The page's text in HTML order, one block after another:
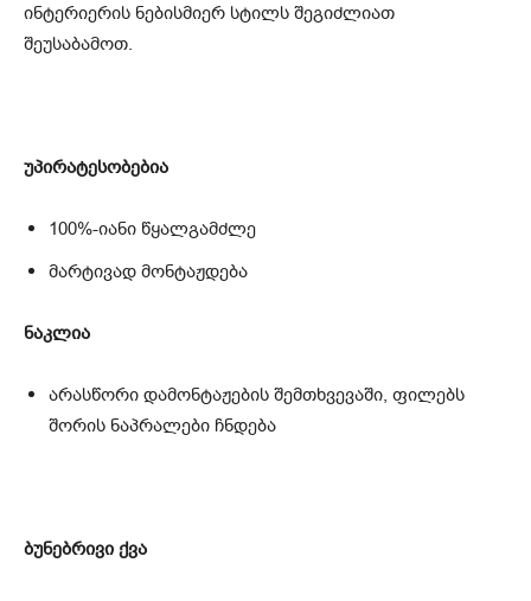
ინტერიერის ნებისმიერ სტილს შეგიძლიათ
შეუსაბამოთ.
უპირატესობებია
100%-იანი წყალგამძლე
მარტივად მონტაჟდება
ნაკლია
არასწორი დამონტაჟების შემთხვევაში, ფილებს
შორის ნაპრალები ჩნდება
ბუნებრივი ქვა